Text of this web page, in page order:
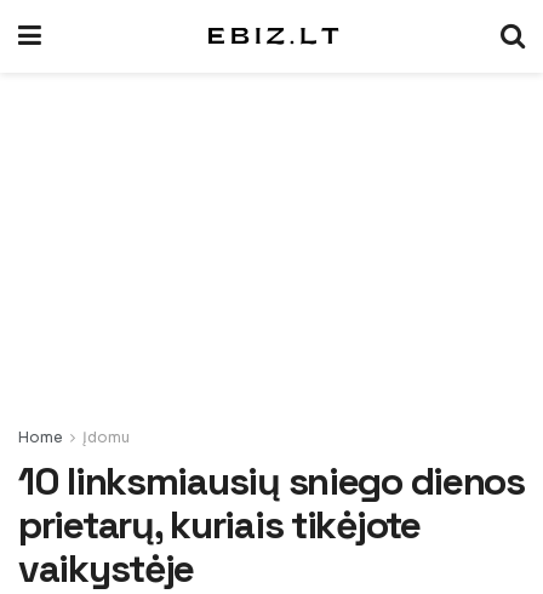
Home Įdomu
10 linksmiausių sniego dienos
prietarų, kuriais tikėjote
vaikystėje